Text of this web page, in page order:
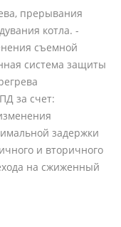
прерывания
котла. -
съемной
система защиты
за счет:
задержки
и вторичного
на сжиженный